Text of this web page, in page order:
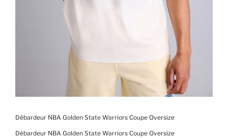
Débardeur NBA Golden State Warriors Coupe Oversize
Débardeur NBA Golden State Warriors Coupe Oversize